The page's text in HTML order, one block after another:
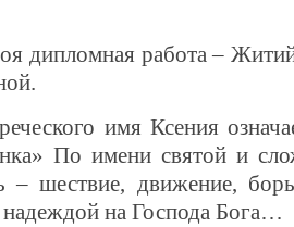
дипломная работа –
имя Ксения
По имени святой и
– шествие, движение,
на Господа Бога…